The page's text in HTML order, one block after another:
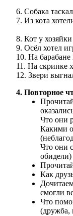
6. Собака
7. Из кота
8. Кот у
9. Осёл
10. На
11. На
12. Звери
4. Повторное
Что они
Какими
Что они
обидели)
Как
смогли
Что
(дружба,